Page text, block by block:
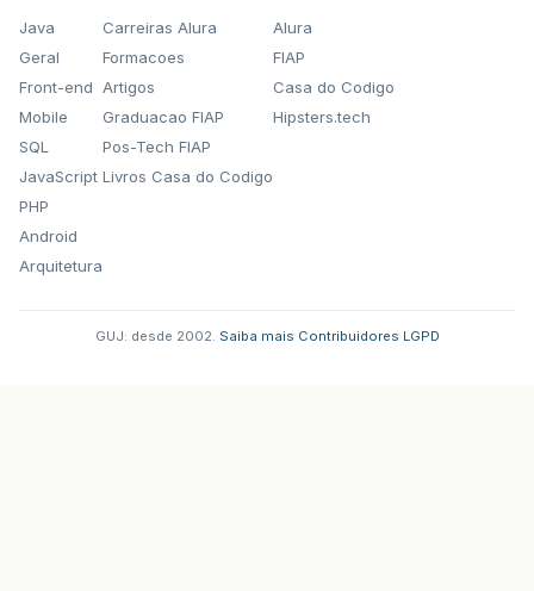
Java
Geral
Front-end
Mobile
SQL
JavaScript
PHP
Android
Arquitetura
Carreiras Alura
Formacoes
Artigos
Graduacao FIAP
Pos-Tech FIAP
Livros Casa do Codigo
Alura
FIAP
Casa do Codigo
Hipsters.tech
GUJ: desde 2002. Saiba mais Contribuidores LGPD